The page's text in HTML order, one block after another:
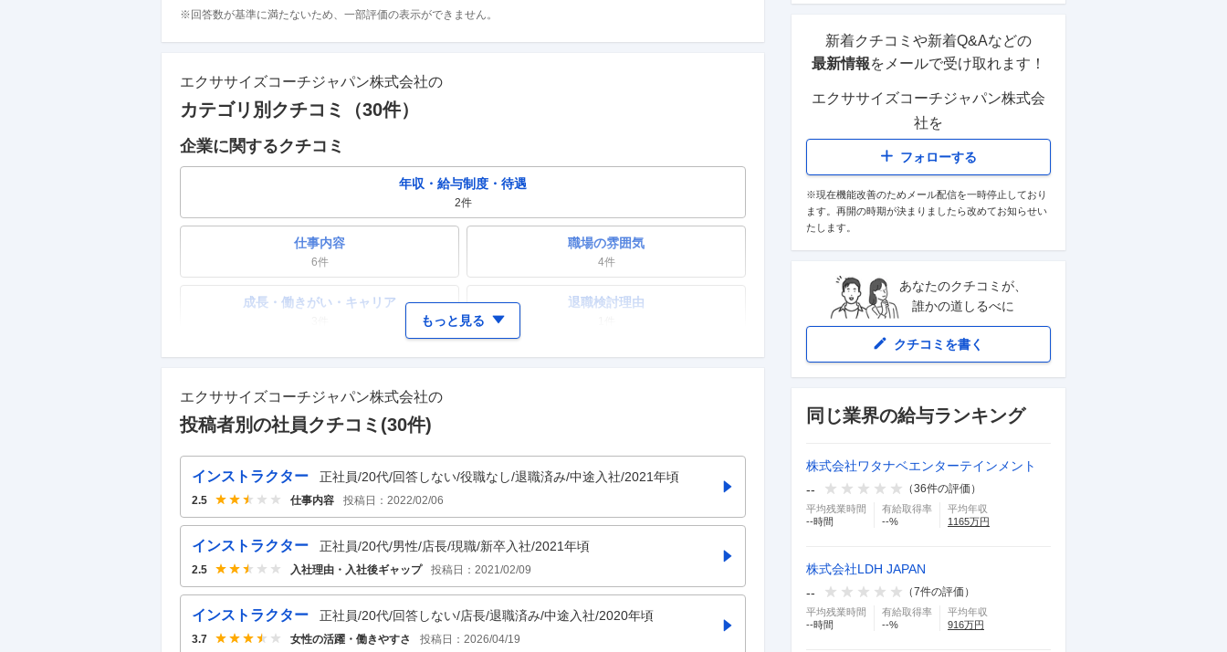
※回答数が基準に満たないため、一部評価の表示ができません。
エクササイズコーチジャパン株式会社の
カテゴリ別クチコミ（30件）
企業に関するクチコミ
年収・給与制度・待遇
2件
仕事内容
6件
職場の雰囲気
4件
成長・働きがい・キャリア 退職検討理由
ワークライフバランス 女性の活躍・働きやすさ
副業
人事・評価制度
4件
入社理由・入社後ギャップ
企業の選考に関するクチコミ
中途採用面接・選考
1件 0件
もっと見る
エクササイズコーチジャパン株式会社の
投稿者別の社員クチコミ(30件)
インストラクター 正社員/20代/回答しない/役職なし/退職済み/中途入社/2021年頃
2.5 仕事内容 投稿日： 2022/02/06
インストラクター 正社員/20代/男性/店長/現職/新卒入社/2021年頃
2.5 入社理由・入社後ギャップ 投稿日： 2021/02/09
インストラクター 正社員/20代/回答しない/店長/退職済み/中途入社/2020年頃
3.7 女性の活躍・働きやすさ 投稿日： 2026/04/19
新着クチコミや新着Q&Aなどの
最新情報をメールで受け取れます！
エクササイズコーチジャパン株式会
社を
フォローする
※現在機能改善のためメール配信を一時停止しており
ます。再開の時期が決まりましたら改めてお知らせい
たします。
あなたのクチコミが、
誰かの道しるべに
クチコミを書く
同じ業界の給与ランキング
株式会社ワタナベエンターテインメント
--
（36件の評価）
平均残業時間
--時間
有給取得率
--%
平均年収
1165万円
株式会社LDH JAPAN
--
（7件の評価）
平均残業時間
--時間
有給取得率
--%
平均年収
916万円